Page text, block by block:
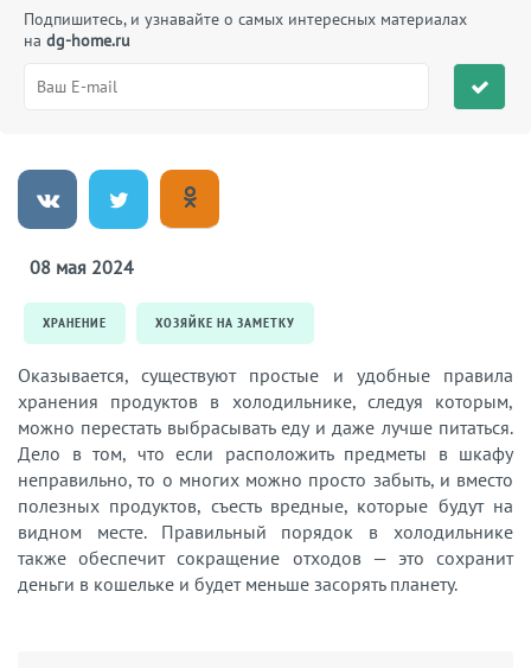
Подпишитесь, и узнавайте о самых интересных материалах
на dg-home.ru
08 мая 2024
ХРАНЕНИЕ ХОЗЯЙКЕ НА ЗАМЕТКУ
Оказывается, существуют простые и удобные правила
хранения продуктов в холодильнике, следуя которым,
можно перестать выбрасывать еду и даже лучше питаться.
Дело в том, что если расположить предметы в шкафу
неправильно, то о многих можно просто забыть, и вместо
полезных продуктов, съесть вредные, которые будут на
видном месте. Правильный порядок в холодильнике
также обеспечит сокращение отходов — это сохранит
деньги в кошельке и будет меньше засорять планету.